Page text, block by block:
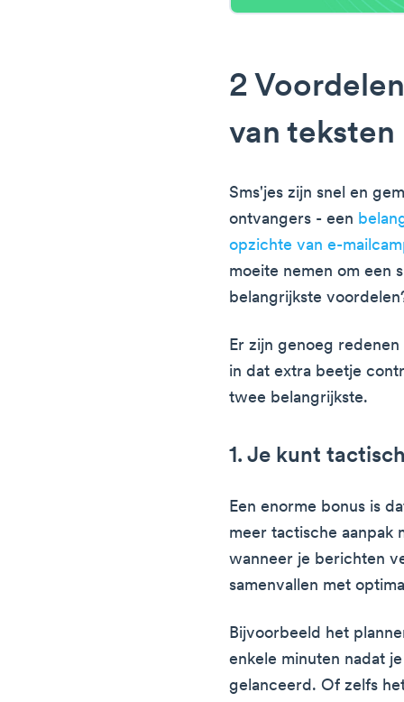
2
van teksten
Sms'jes zijn snel en
ontvangers - een
opzichte van e-
moeite nemen om een
belangrijkste
Er zijn genoeg
in dat extra beetje
twee belangrijkste.
1. Je kunt
Een enorme bonus is
meer tactische aanpak
wanneer je berichten
samenvallen met
Bijvoorbeeld het
enkele minuten nadat
gelanceerd. Of zelfs